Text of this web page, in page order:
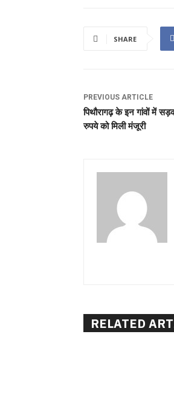
SHARE
PREVIOUS ARTICLE
पिथौरागढ़ के इन गांवों में
रुपये को मिली मंजूरी
RELATED